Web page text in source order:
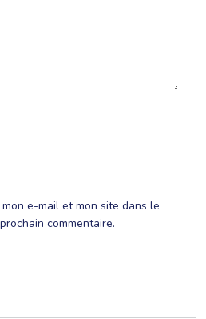
e-mail et mon site dans le
commentaire.